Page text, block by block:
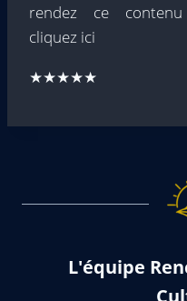
rendez ce
cliquez ici
★★★★★
L'équipe